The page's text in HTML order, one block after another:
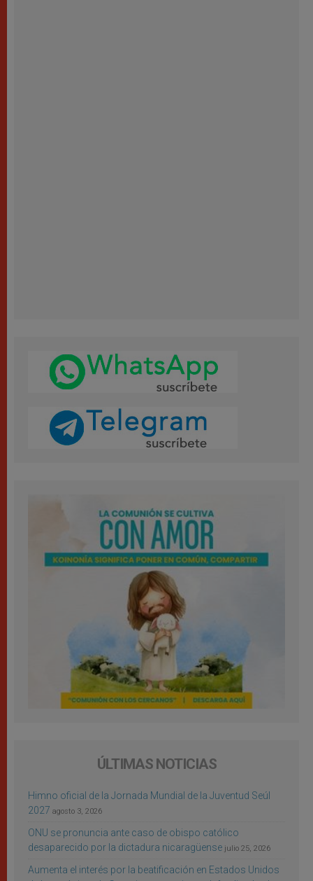
ÚLTIMAS NOTICIAS
Himno oficial de la Jornada Mundial de la Juventud Seúl
2027 agosto 3, 2026
ONU se pronuncia ante caso de obispo católico
desaparecido por la dictadura nicaragüense julio 25, 2026
Aumenta el interés por la beatificación en Estados Unidos